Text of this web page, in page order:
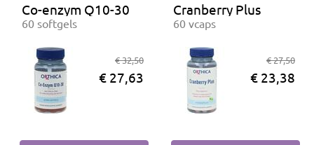
Co-enzym Q10-30
60 softgels
€ 32,50
€ 27,63
Cranberry Plus
60 vcaps
€ 27,50
€ 23,38